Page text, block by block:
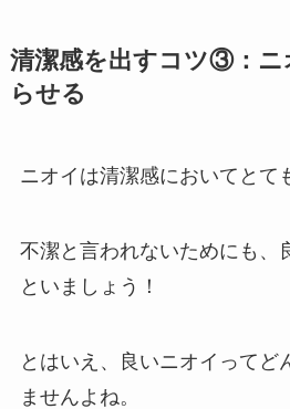
清潔感を出すコツ③：
らせる
ニオイは清潔感においてとて
不潔と言われないためにも、
といましょう！
とはいえ、良いニオイってど
ませんよね。